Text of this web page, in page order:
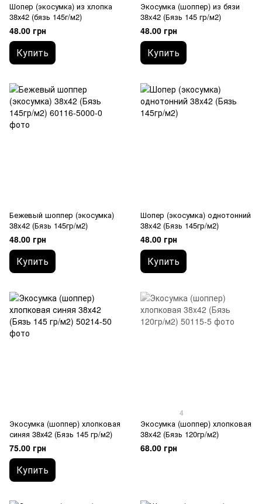
Шопер (экосумка) из хлопка
38х42 (бязь 145г/м2)
48.00 грн
Купить
Экосумка (шоппер) из бязи
38x42 (Бязь 145 гр/м2)
48.00 грн
Купить
Бежевый шоппер (экосумка)
38x42 (Бязь 145гр/м2)
48.00 грн
Купить
Шопер (экосумка) однотонний
38x42 (Бязь 145гр/м2)
48.00 грн
Купить
Экосумка (шоппер) хлопковая
синяя 38х42 (Бязь 145 гр/м2)
75.00 грн
Купить
4
Экосумка (шоппер) хлопковая
38x42 (Бязь 120гр/м2)
68.00 грн